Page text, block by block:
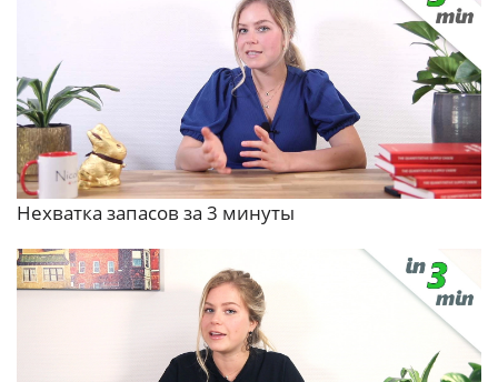
Нехватка запасов за 3 минуты